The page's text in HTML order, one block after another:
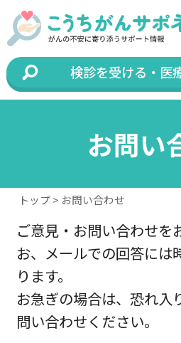
検診を受ける・医
お問い
トップ> お問い合わせ
ご意見・お問い合わせを
お、メールでの回答には
ります。
お急ぎの場合は、恐れ入
問い合わせください。